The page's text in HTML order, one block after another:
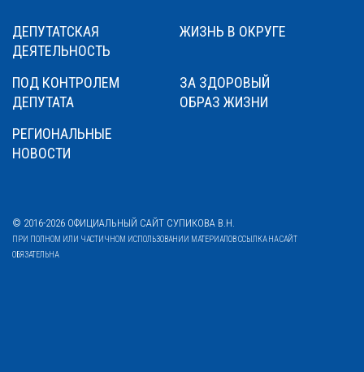
ДЕПУТАТСКАЯ
ДЕЯТЕЛЬНОСТЬ
ЖИЗНЬ В ОКРУГЕ
ПОД КОНТРОЛЕМ
ДЕПУТАТА
ЗА ЗДОРОВЫЙ
ОБРАЗ ЖИЗНИ
РЕГИОНАЛЬНЫЕ
НОВОСТИ
© 2016-2026 ОФИЦИАЛЬНЫЙ САЙТ СУПИКОВА В.Н.
ПРИ ПОЛНОМ ИЛИ ЧАСТИЧНОМ ИСПОЛЬЗОВАНИИ МАТЕРИАЛОВ ССЫЛКА НА САЙТ
ОБЯЗАТЕЛЬНА